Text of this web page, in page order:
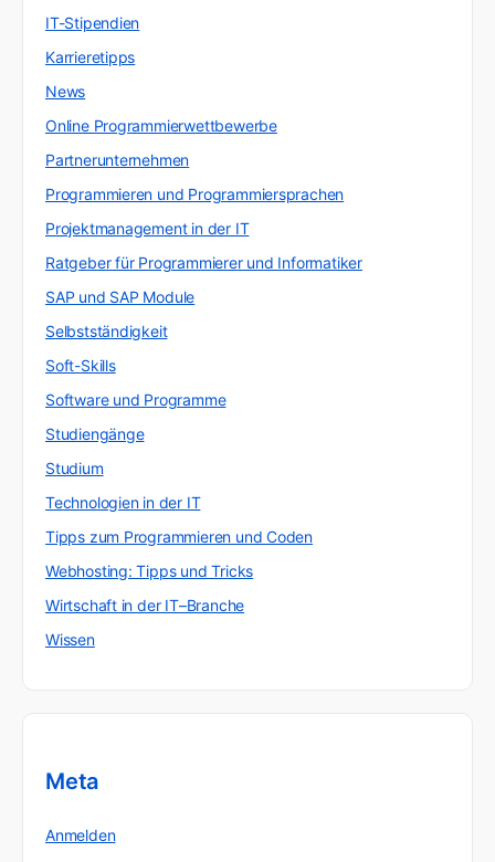
IT-Stipendien
Karrieretipps
News
Online Programmierwettbewerbe
Partnerunternehmen
Programmieren und Programmiersprachen
Projektmanagement in der IT
Ratgeber für Programmierer und Informatiker
SAP und SAP Module
Selbstständigkeit
Soft-Skills
Software und Programme
Studiengänge
Studium
Technologien in der IT
Tipps zum Programmieren und Coden
Webhosting: Tipps und Tricks
Wirtschaft in der IT–Branche
Wissen
Meta
Anmelden